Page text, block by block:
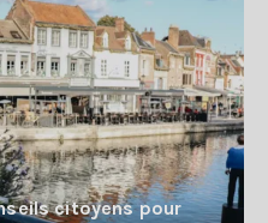
citoyens pour